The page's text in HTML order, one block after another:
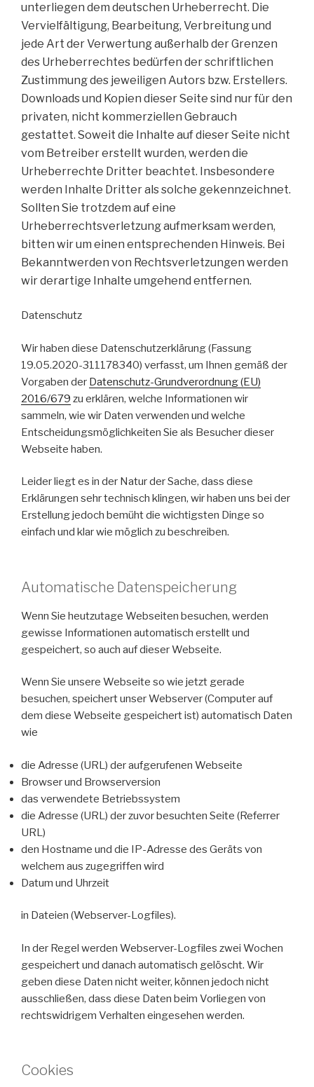
unterliegen dem deutschen Urheberrecht. Die
Vervielfältigung, Bearbeitung, Verbreitung und
jede Art der Verwertung außerhalb der Grenzen
des Urheberrechtes bedürfen der schriftlichen
Zustimmung des jeweiligen Autors bzw. Erstellers.
Downloads und Kopien dieser Seite sind nur für den
privaten, nicht kommerziellen Gebrauch
gestattet. Soweit die Inhalte auf dieser Seite nicht
vom Betreiber erstellt wurden, werden die
Urheberrechte Dritter beachtet. Insbesondere
werden Inhalte Dritter als solche gekennzeichnet.
Sollten Sie trotzdem auf eine
Urheberrechtsverletzung aufmerksam werden,
bitten wir um einen entsprechenden Hinweis. Bei
Bekanntwerden von Rechtsverletzungen werden
wir derartige Inhalte umgehend entfernen.
Datenschutz
Wir haben diese Datenschutzerklärung (Fassung
19.05.2020-311178340) verfasst, um Ihnen gemäß der
Vorgaben der Datenschutz-Grundverordnung (EU)
2016/679 zu erklären, welche Informationen wir
sammeln, wie wir Daten verwenden und welche
Entscheidungsmöglichkeiten Sie als Besucher dieser
Webseite haben.
Leider liegt es in der Natur der Sache, dass diese
Erklärungen sehr technisch klingen, wir haben uns bei der
Erstellung jedoch bemüht die wichtigsten Dinge so
einfach und klar wie möglich zu beschreiben.
Automatische Datenspeicherung
Wenn Sie heutzutage Webseiten besuchen, werden
gewisse Informationen automatisch erstellt und
gespeichert, so auch auf dieser Webseite.
Wenn Sie unsere Webseite so wie jetzt gerade
besuchen, speichert unser Webserver (Computer auf
dem diese Webseite gespeichert ist) automatisch Daten
wie
die Adresse (URL) der aufgerufenen Webseite
Browser und Browserversion
das verwendete Betriebssystem
die Adresse (URL) der zuvor besuchten Seite (Referrer
URL)
den Hostname und die IP-Adresse des Geräts von
welchem aus zugegriffen wird
Datum und Uhrzeit
in Dateien (Webserver-Logfiles).
In der Regel werden Webserver-Logfiles zwei Wochen
gespeichert und danach automatisch gelöscht. Wir
geben diese Daten nicht weiter, können jedoch nicht
ausschließen, dass diese Daten beim Vorliegen von
rechtswidrigem Verhalten eingesehen werden.
Cookies